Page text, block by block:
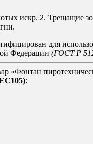
искр. 2. Трещащие
для
Федерации (ГОСТ Р
«Фонтан
: